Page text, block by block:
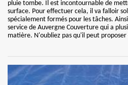
pluie tombe. Il est incontournable de
surface. Pour effectuer cela, il va falloir
spécialement formés pour les tâches.
service de Auvergne Couverture qui a
matière. N'oubliez pas qu'il peut